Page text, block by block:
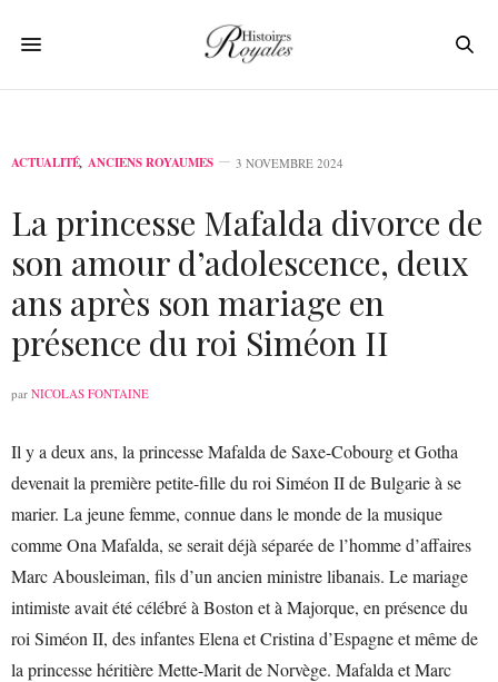
ACTUALITÉ, ANCIENS ROYAUMES 3 NOVEMBRE 2024
La princesse Mafalda divorce de
son amour d’adolescence, deux
ans après son mariage en
présence du roi Siméon II
par NICOLAS FONTAINE
Il y a deux ans, la princesse Mafalda de Saxe-Cobourg et Gotha
devenait la première petite-fille du roi Siméon II de Bulgarie à se
marier. La jeune femme, connue dans le monde de la musique
comme Ona Mafalda, se serait déjà séparée de l’homme d’affaires
Marc Abousleiman, fils d’un ancien ministre libanais. Le mariage
intimiste avait été célébré à Boston et à Majorque, en présence du
roi Siméon II, des infantes Elena et Cristina d’Espagne et même de
la princesse héritière Mette-Marit de Norvège. Mafalda et Marc